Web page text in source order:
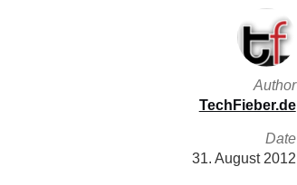
Author
TechFieber.de
Date
31. August 2012